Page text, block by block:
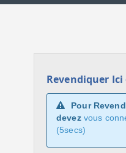
Revendiquer Ici
Pour
devez vous
(5secs)